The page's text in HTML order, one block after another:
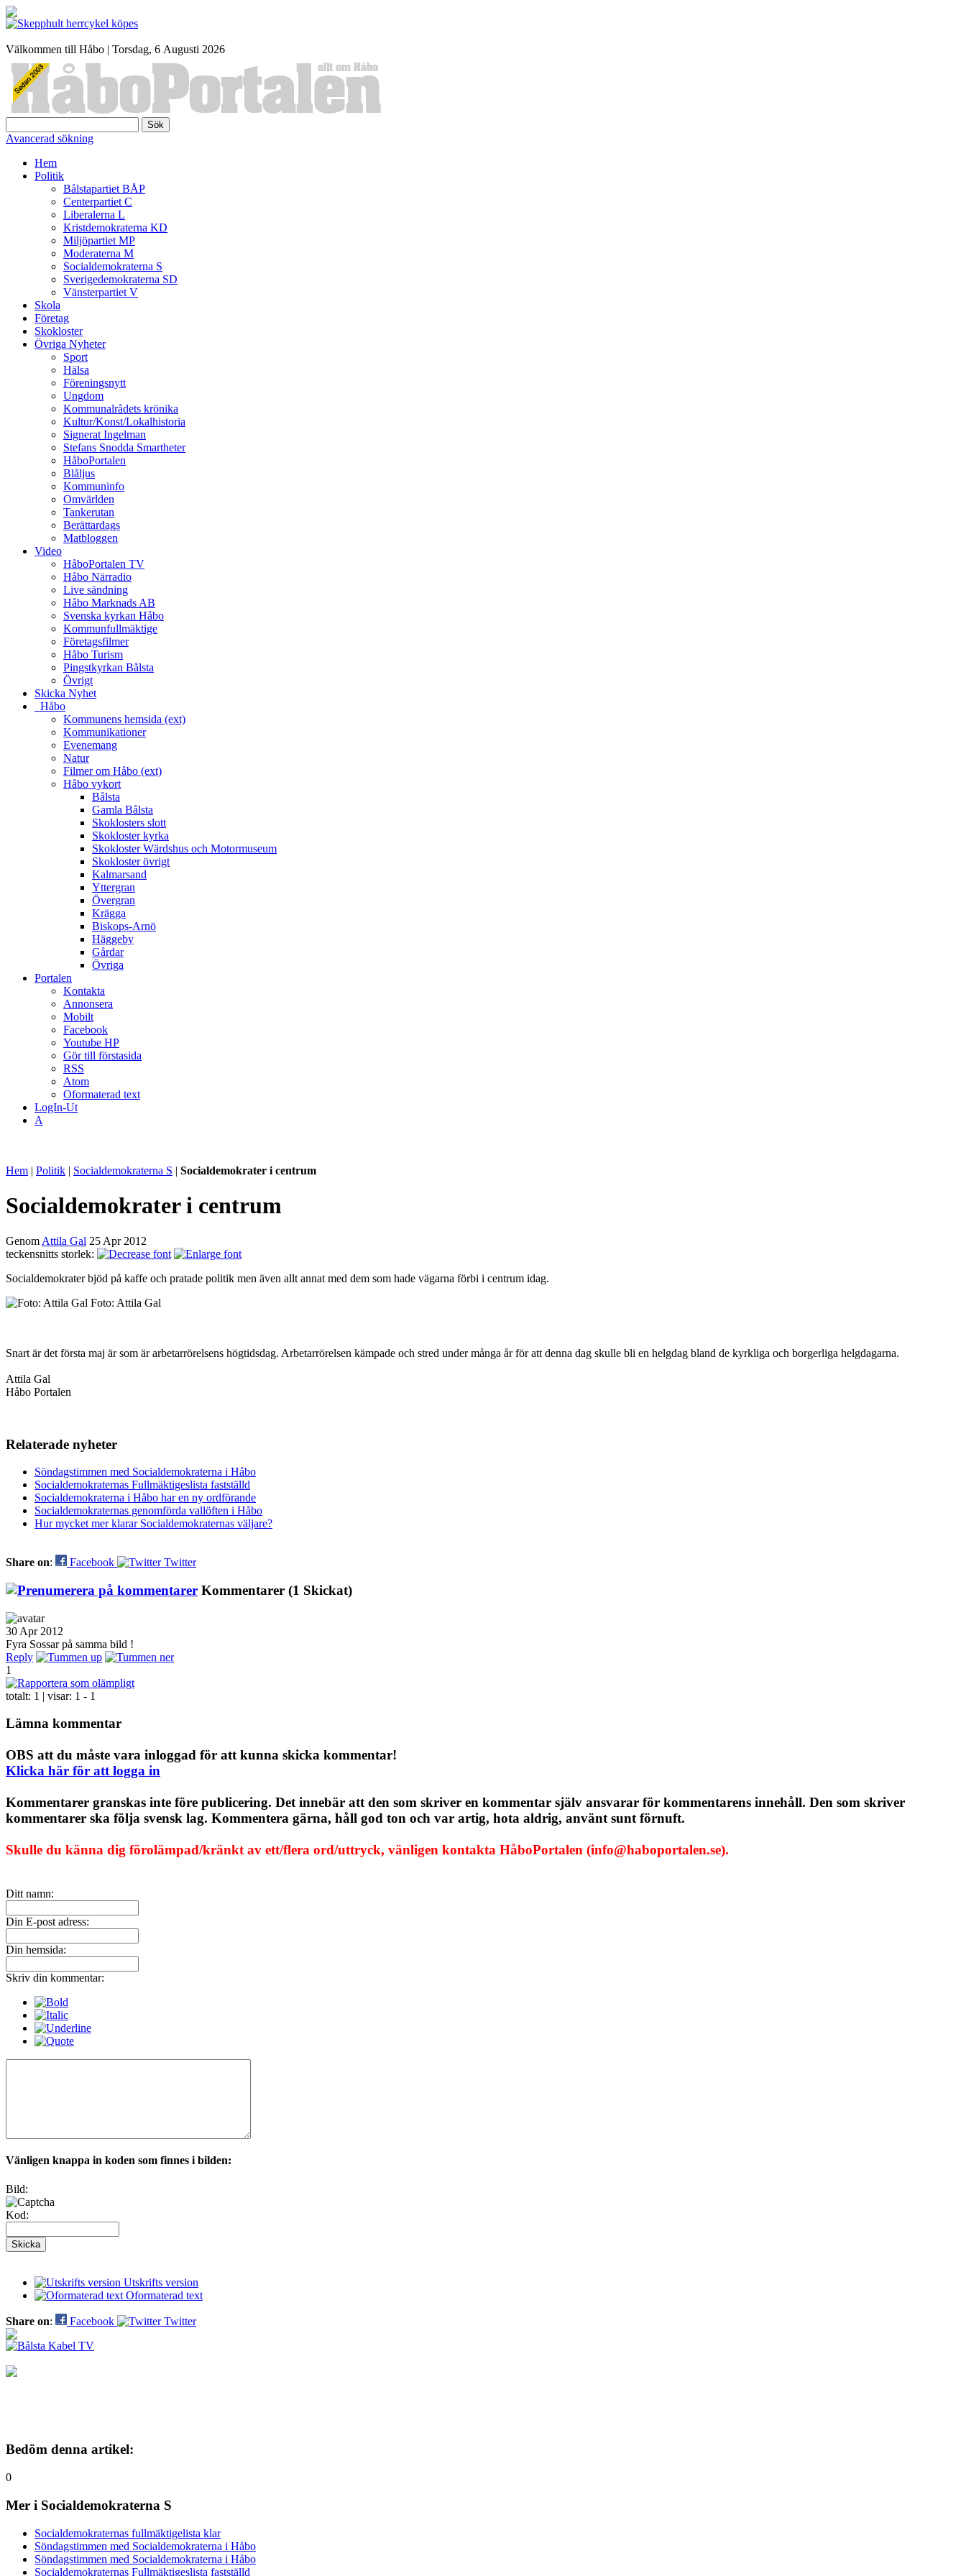
Välkommen till Håbo | Torsdag, 6 Αugusti 2026
Sök
Avancerad sökning
Hem
Politik
Bålstapartiet BÅP
Centerpartiet C
Liberalerna L
Kristdemokraterna KD
Miljöpartiet MP
Moderaterna M
Socialdemokraterna S
Sverigedemokraterna SD
Vänsterpartiet V
Skola
Företag
Skokloster
Övriga Nyheter
Sport
Hälsa
Föreningsnytt
Ungdom
Kommunalrådets krönika
Kultur/Konst/Lokalhistoria
Signerat Ingelman
Stefans Snodda Smartheter
HåboPortalen
Blåljus
Kommuninfo
Omvärlden
Tankerutan
Berättardags
Matbloggen
Video
HåboPortalen TV
Håbo Närradio
Live sändning
Håbo Marknads AB
Svenska kyrkan Håbo
Kommunfullmäktige
Företagsfilmer
Håbo Turism
Pingstkyrkan Bålsta
Övrigt
Skicka Nyhet
_Håbo
Kommunens hemsida (ext)
Kommunikationer
Evenemang
Natur
Filmer om Håbo (ext)
Håbo vykort
Bålsta
Gamla Bålsta
Skoklosters slott
Skokloster kyrka
Skokloster Wärdshus och Motormuseum
Skokloster övrigt
Kalmarsand
Yttergran
Övergran
Krägga
Biskops-Arnö
Häggeby
Gårdar
Övriga
Portalen
Kontakta
Annonsera
Mobilt
Facebook
Youtube HP
Gör till förstasida
RSS
Atom
Oformaterad text
LogIn-Ut
A
Hem | Politik | Socialdemokraterna S | Socialdemokrater i centrum
Socialdemokrater i centrum
Genom Attila Gal 25 Apr 2012
teckensnitts storlek:
Socialdemokrater bjöd på kaffe och pratade politik men även allt annat med dem som hade vägarna förbi i centrum idag.
Foto: Attila Gal
Snart är det första maj är som är arbetarrörelsens högtidsdag. Arbetarrörelsen kämpade och stred under många år för att denna dag skulle bli en helgdag bland de kyrkliga och borgerliga helgdagarna.
Attila Gal
Håbo Portalen
Relaterade nyheter
Söndagstimmen med Socialdemokraterna i Håbo
Socialdemokraternas Fullmäktigeslista fastställd
Socialdemokraterna i Håbo har en ny ordförande
Socialdemokraternas genomförda vallöften i Håbo
Hur mycket mer klarar Socialdemokraternas väljare?
Share on: Facebook Twitter
Kommentarer (1 Skickat)
30 Apr 2012
Fyra Sossar på samma bild !
Reply
1
totalt: 1 | visar: 1 - 1
Lämna kommentar
OBS att du måste vara inloggad för att kunna skicka kommentar!
Klicka här för att logga in
Kommentarer granskas inte före publicering. Det innebär att den som skriver en kommentar själv ansvarar för kommentarens innehåll. Den som skriver
kommentarer ska följa svensk lag. Kommentera gärna, håll god ton och var artig, hota aldrig, använt sunt förnuft.
Skulle du känna dig förolämpad/kränkt av ett/flera ord/uttryck, vänligen kontakta HåboPortalen (info@haboportalen.se).
Ditt namn:
Din E-post adress:
Din hemsida:
Skriv din kommentar:
Vänligen knappa in koden som finnes i bilden:
Bild:
Kod:
Utskrifts version
Oformaterad text
Share on: Facebook Twitter
Bedöm denna artikel:
0
Mer i Socialdemokraterna S
Socialdemokraternas fullmäktigelista klar
Söndagstimmen med Socialdemokraterna i Håbo
Söndagstimmen med Socialdemokraterna i Håbo
Socialdemokraternas Fullmäktigeslista fastställd